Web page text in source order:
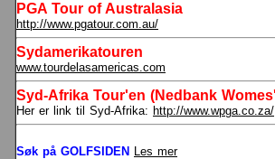
PGA Tour of Australasia
http://www.pgatour.com.au/
Sydamerikatouren
www.tourdelasamericas.com
Syd-Afrika Tour'en (Nedbank
Her er link til Syd-Afrika: http://www.wpga.co.za/
Søk på GOLFSIDEN Les mer